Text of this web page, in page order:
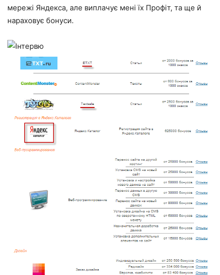
мережі Яндекса, але виплачує мені їх Профіт, та ще й
нараховує бонуси.